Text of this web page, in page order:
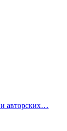
авторских…